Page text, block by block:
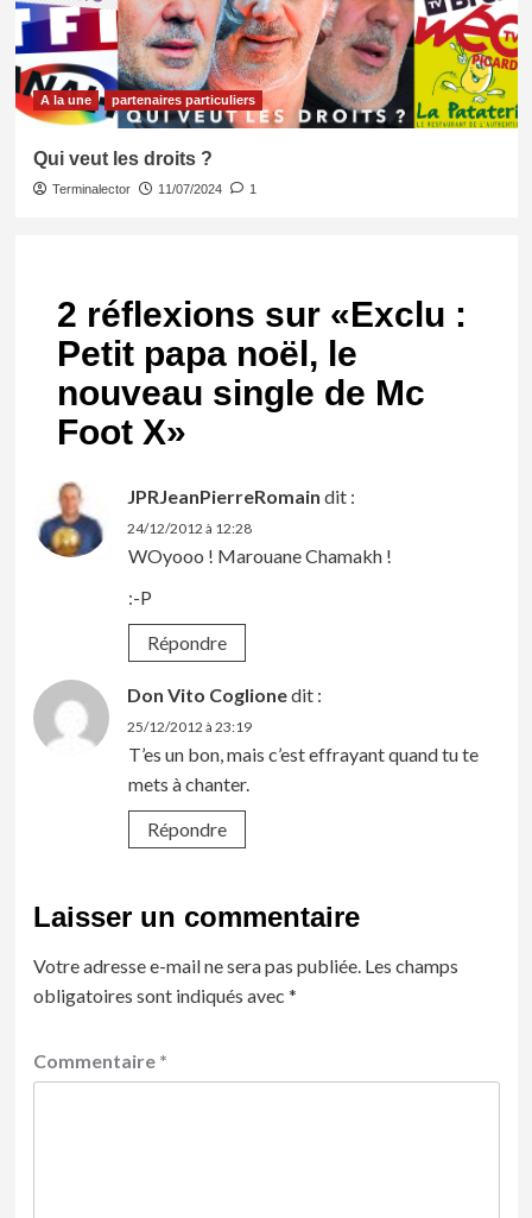
A la une partenaires particuliers
Qui veut les droits ?
Terminalector 11/07/2024 1
2 réflexions sur «Exclu :
Petit papa noël, le
nouveau single de Mc
Foot X»
JPRJeanPierreRomain dit :
24/12/2012 à 12:28
WOyooo ! Marouane Chamakh !
:-P
Répondre
Don Vito Coglionedit :
25/12/2012 à 23:19
T’es un bon, mais c’est effrayant quand tu te
mets à chanter.
Répondre
Laisser un commentaire
Votre adresse e-mail ne sera pas publiée. Les champs
obligatoires sont indiqués avec *
Commentaire *